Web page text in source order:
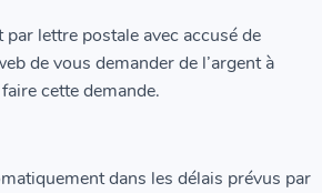
lettre postale avec accusé de
de vous demander de l’argent à
cette demande.
dans les délais prévus par